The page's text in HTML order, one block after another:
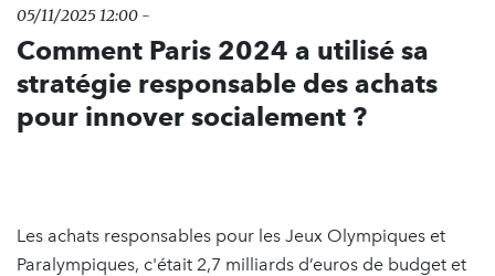
05/11/2025 12:00 -
Comment Paris 2024 a utilisé sa
stratégie responsable des achats
pour innover socialement ?
Les achats responsables pour les Jeux Olympiques et
Paralympiques, c'était 2,7 milliards d’euros de budget et